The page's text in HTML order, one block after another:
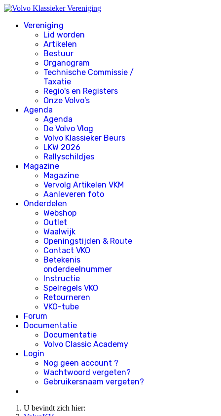
Vereniging
Lid worden
Artikelen
Bestuur
Organogram
Technische Commissie /
Taxatie
Regio's en Registers
Onze Volvo's
Agenda
Agenda
De Volvo Vlog
Volvo Klassieker Beurs
LKW 2026
Rallyschildjes
Magazine
Magazine
Vervolg Artikelen VKM
Aanleveren foto
Onderdelen
Webshop
Outlet
Waalwijk
Openingstijden & Route
Contact VKO
Betekenis
onderdeelnummer
Instructie
Spelregels VKO
Retourneren
VKO-tube
Forum
Documentatie
Documentatie
Volvo Classic Academy
Login
Nog geen account ?
Wachtwoord vergeten?
Gebruikersnaam vergeten?
U bevindt zich hier: